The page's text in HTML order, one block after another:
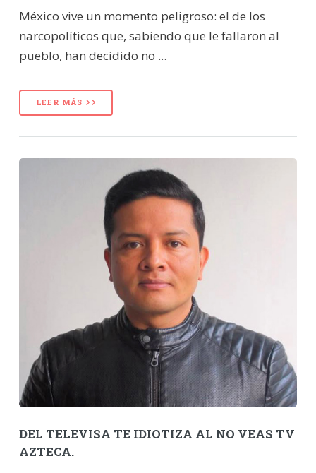
México vive un momento peligroso: el de los
narcopolíticos que, sabiendo que le fallaron al
pueblo, han decidido no ...
LEER MÁS
DEL TELEVISA TE IDIOTIZA AL NO VEAS TV
AZTECA.